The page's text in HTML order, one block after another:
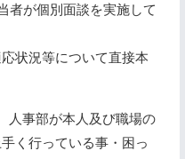
者が個別面談を実施して
状況等について直接本
人事部が本人及び職場の
く行っている事・困っ